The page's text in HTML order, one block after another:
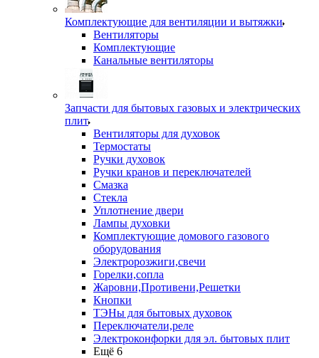
Комплектующие для вентиляции и вытяжки
Вентиляторы
Комплектующие
Канальные вентиляторы
Запчасти для бытовых газовых и электрических
плит
Вентиляторы для духовок
Термостаты
Ручки духовок
Ручки кранов и переключателей
Смазка
Стекла
Уплотнение двери
Лампы духовки
Комплектующие домового газового
оборудования
Электророзжиги,свечи
Горелки,сопла
Жаровни,Противени,Решетки
Кнопки
ТЭНы для бытовых духовок
Переключатели,реле
Электроконфорки для эл. бытовых плит
Ещё 6